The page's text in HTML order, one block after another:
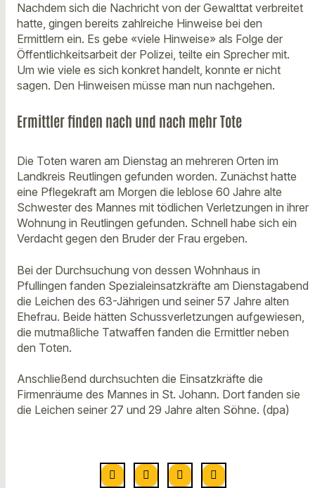
Nachdem sich die Nachricht von der Gewalttat verbreitet
hatte, gingen bereits zahlreiche Hinweise bei den
Ermittlern ein. Es gebe «viele Hinweise» als Folge der
Öffentlichkeitsarbeit der Polizei, teilte ein Sprecher mit.
Um wie viele es sich konkret handelt, konnte er nicht
sagen. Den Hinweisen müsse man nun nachgehen.
Ermittler finden nach und nach mehr Tote
Die Toten waren am Dienstag an mehreren Orten im
Landkreis Reutlingen gefunden worden. Zunächst hatte
eine Pflegekraft am Morgen die leblose 60 Jahre alte
Schwester des Mannes mit tödlichen Verletzungen in ihrer
Wohnung in Reutlingen gefunden. Schnell habe sich ein
Verdacht gegen den Bruder der Frau ergeben.
Bei der Durchsuchung von dessen Wohnhaus in
Pfullingen fanden Spezialeinsatzkräfte am Dienstagabend
die Leichen des 63-Jährigen und seiner 57 Jahre alten
Ehefrau. Beide hätten Schussverletzungen aufgewiesen,
die mutmaßliche Tatwaffen fanden die Ermittler neben
den Toten.
Anschließend durchsuchten die Einsatzkräfte die
Firmenräume des Mannes in St. Johann. Dort fanden sie
die Leichen seiner 27 und 29 Jahre alten Söhne. (dpa)